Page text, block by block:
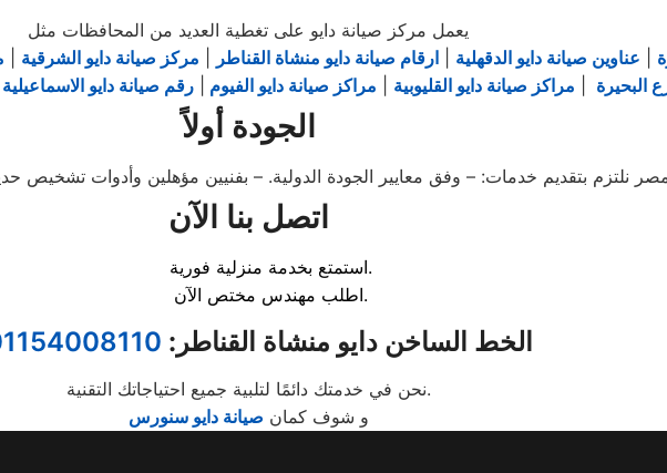
يعمل مركز صيانة دايو على تغطية العديد من المحافظات مثل
عناوين صيانة دايو الدقهلية ارقام صيانة دايو منشاة القناطر مركز صيانة دايو الشرقية
البحيرة مراكز صيانة دايو القليوبية مراكز صيانة دايو الفيوم رقم صيانة دايو الاسماعيلية
الجودة أولاً
اتصل بنا الآن
استمتع بخدمة منزلية فورية.
اطلب مهندس مختص الآن.
? الخط الساخن دايو منشاة القناطر:
نحن في خدمتك دائمًا لتلبية جميع احتياجاتك التقنية.
و شوف كمان صيانة دايو سنورس